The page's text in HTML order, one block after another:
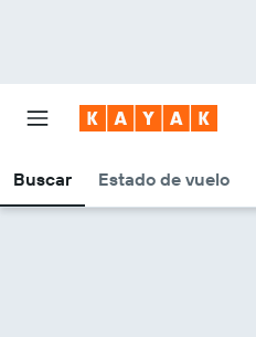
Buscar Estado de vuelo